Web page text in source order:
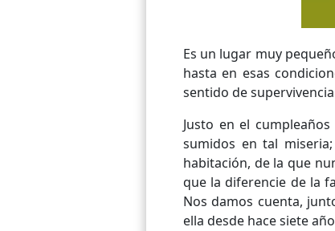
Es un lugar muy
hasta en esas
sentido de
Justo en el
sumidos en tal
habitación, de la que
que la diferencie de la
Nos damos cuenta,
ella desde hace siete